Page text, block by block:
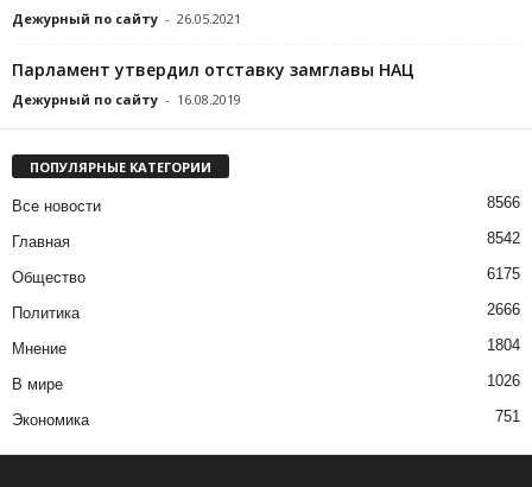
Дежурный по сайту - 26.05.2021
Парламент утвердил отставку замглавы НАЦ
Дежурный по сайту - 16.08.2019
ПОПУЛЯРНЫЕ КАТЕГОРИИ
Все новости 8566
Главная 8542
Общество 6175
Политика 2666
Мнение 1804
В мире 1026
Экономика 751